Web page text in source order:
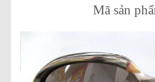
Mã sản